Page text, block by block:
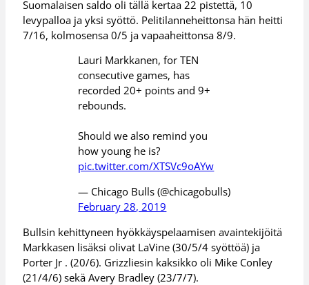
Suomalaisen saldo oli tällä kertaa 22 pistettä, 10
levypalloa ja yksi syöttö. Pelitilanneheittonsa hän heitti
7/16, kolmosensa 0/5 ja vapaaheittonsa 8/9.
Lauri Markkanen, for TEN
consecutive games, has
recorded 20+ points and 9+
rebounds.
Should we also remind you
how young he is?
pic.twitter.com/XTSVc9oAYw
— Chicago Bulls (@chicagobulls)
February 28, 2019
Bullsin kehittyneen hyökkäyspelaamisen avaintekijöitä
Markkasen lisäksi olivat LaVine (30/5/4 syöttöä) ja
Porter Jr . (20/6). Grizzliesin kaksikko oli Mike Conley
(21/4/6) sekä Avery Bradley (23/7/7).